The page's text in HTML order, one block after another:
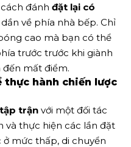
đánh đặt lại có
về phía nhà bếp. Chỉ
cao mà bạn có thể
trước trước khi giành
mất điểm.
hành chiến lược
trận với một đối tác
và thực hiện các lần đặt
ở mức thấp, di chuyển